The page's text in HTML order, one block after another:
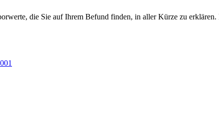
die Sie auf Ihrem Befund finden, in aller Kürze zu